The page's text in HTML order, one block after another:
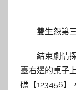
雙生怨第
結束劇情
臺右邊的桌子
碼【123456】